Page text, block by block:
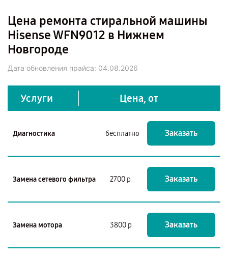
Цена ремонта стиральной машины
Hisense WFN9012 в Нижнем
Новгороде
Дата обновления прайса: 04.08.2026
Услуги Цена, от
Диагностика бесплатно Заказать
Замена сетевого фильтра 2700 р Заказать
Замена мотора 3800 р Заказать